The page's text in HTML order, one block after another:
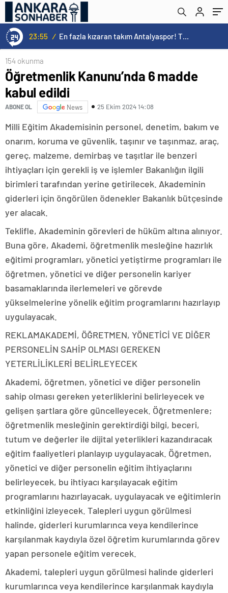
15:21 Norweç silahlı kuvvetleri kadınlardan oluşan özel kuvvetler eğitimlerini başlattı.
154 okunma
Öğretmenlik Kanunu’nda 6 madde
kabul edildi
ABONE OL News 25 Ekim 2024 14:08
Milli Eğitim Akademisinin personel, denetim, bakım ve
onarım, koruma ve güvenlik, taşınır ve taşınmaz, araç,
gereç, malzeme, demirbaş ve taşıtlar ile benzeri
ihtiyaçları için gerekli iş ve işlemler Bakanlığın ilgili
birimleri tarafından yerine getirilecek. Akademinin
giderleri için öngörülen ödenekler Bakanlık bütçesinde
yer alacak.
Teklifle, Akademinin görevleri de hüküm altına alınıyor.
Buna göre, Akademi, öğretmenlik mesleğine hazırlık
eğitimi programları, yönetici yetiştirme programları ile
öğretmen, yönetici ve diğer personelin kariyer
basamaklarında ilerlemeleri ve görevde
yükselmelerine yönelik eğitim programlarını hazırlayıp
uygulayacak.
REKLAMAKADEMİ, ÖĞRETMEN, YÖNETİCİ VE DİĞER
PERSONELİN SAHİP OLMASI GEREKEN
YETERLİLİKLERİ BELİRLEYECEK
Akademi, öğretmen, yönetici ve diğer personelin
sahip olması gereken yeterliklerini belirleyecek ve
gelişen şartlara göre güncelleyecek. Öğretmenlere;
öğretmenlik mesleğinin gerektirdiği bilgi, beceri,
tutum ve değerler ile dijital yeterlikleri kazandıracak
eğitim faaliyetleri planlayıp uygulayacak. Öğretmen,
yönetici ve diğer personelin eğitim ihtiyaçlarını
belirleyecek, bu ihtiyacı karşılayacak eğitim
programlarını hazırlayacak, uygulayacak ve eğitimlerin
etkinliğini izleyecek. Talepleri uygun görülmesi
halinde, giderleri kurumlarınca veya kendilerince
karşılanmak kaydıyla özel öğretim kurumlarında görev
yapan personele eğitim verecek.
Akademi, talepleri uygun görülmesi halinde giderleri
kurumlarınca veya kendilerince karşılanmak kaydıyla